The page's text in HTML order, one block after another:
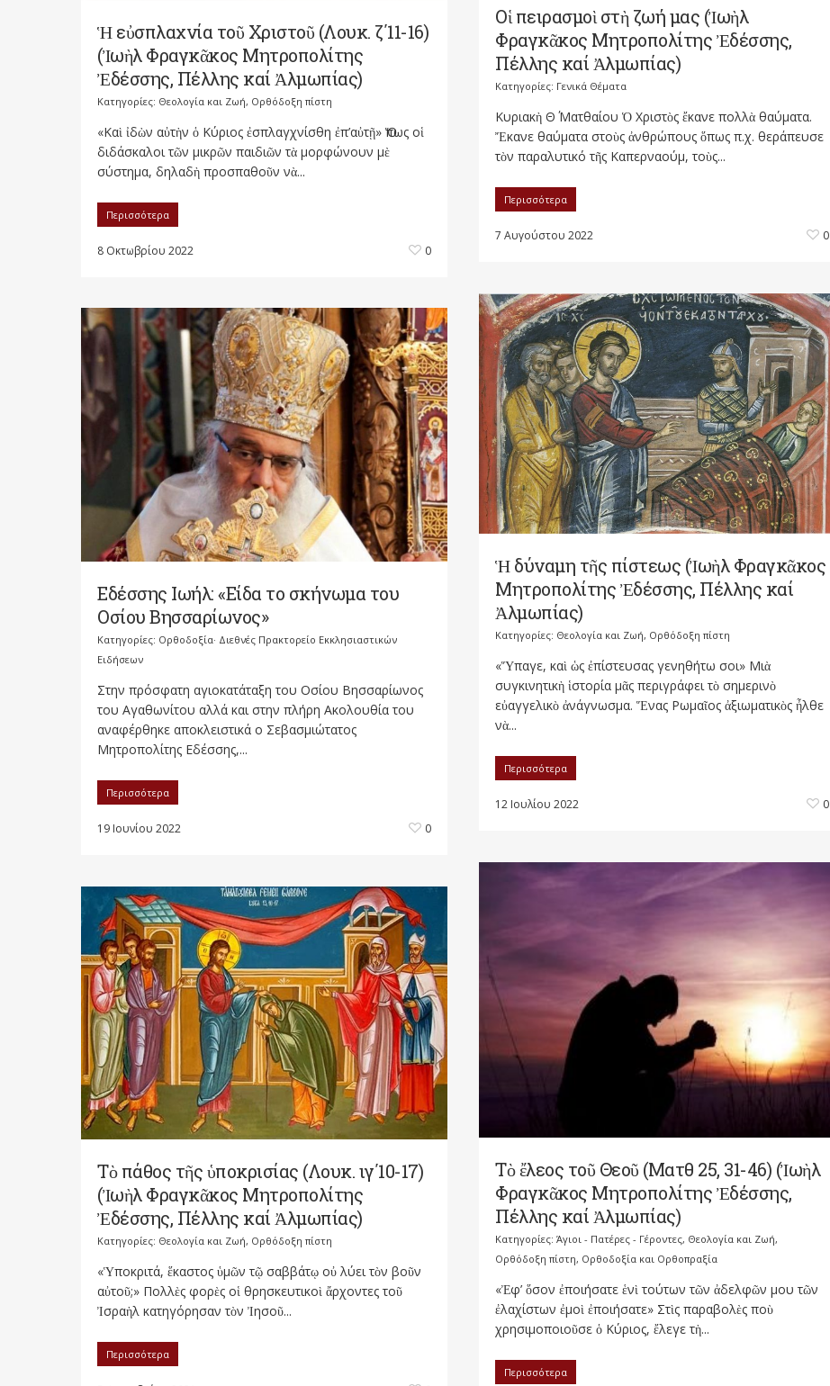
Ἡ εὐσπλαχνία τοῦ Χριστοῦ (Λουκ. ζ΄11-16)
(Ἰωὴλ Φραγκᾶκος Μητροπολίτης
Ἐδέσσης, Πέλλης καί Ἀλμωπίας)
Κατηγορίες: Θεολογία και Ζωή, Ορθόδοξη πίστη
«Καὶ ἰδὼν αὐτὴν ὁ Κύριος ἐσπλαγχνίσθη ἐπ’αὐτῇ» Ὅπως οἱ
διδάσκαλοι τῶν μικρῶν παιδιῶν τὰ μορφώνουν μὲ
σύστημα, δηλαδὴ προσπαθοῦν νὰ...
Περισσότερα
8 Οκτωβρίου 2022 0
Οἱ πειρασμοὶ στὴ ζωή μας (Ἰωὴλ
Φραγκᾶκος Μητροπολίτης Ἐδέσσης,
Πέλλης καί Ἀλμωπίας)
Κατηγορίες: Γενικά Θέματα
Κυριακὴ Θ΄ Ματθαίου Ὁ Χριστὸς ἔκανε πολλὰ θαύματα.
Ἔκανε θαύματα στοὺς ἀνθρώπους ὅπως π.χ. θεράπευσε
τὸν παραλυτικό τῆς Καπερναούμ, τοὺς...
Περισσότερα
7 Αυγούστου 2022 0
Ἡ δύναμη τῆς πίστεως (Ἰωὴλ Φραγκᾶκος
Μητροπολίτης Ἐδέσσης, Πέλλης καί
Ἀλμωπίας)
Κατηγορίες: Θεολογία και Ζωή, Ορθόδοξη πίστη
«Ὕπαγε, καὶ ὡς ἐπίστευσας γενηθήτω σοι» Μιὰ
συγκινητικὴ ἱστορία μᾶς περιγράφει τὸ σημερινὸ
εὐαγγελικὸ ἀνάγνωσμα. Ἕνας Ρωμαῖος ἀξιωματικὸς ἦλθε
νὰ...
Περισσότερα
12 Ιουλίου 2022 0
Εδέσσης Ιωήλ: «Είδα το σκήνωμα του
Οσίου Βησσαρίωνος»
Κατηγορίες: Ορθοδοξία· Διεθνές Πρακτορείο Εκκλησιαστικών
Ειδήσεων
Στην πρόσφατη αγιοκατάταξη του Οσίου Βησσαρίωνος
του Αγαθωνίτου αλλά και στην πλήρη Ακολουθία του
αναφέρθηκε αποκλειστικά ο Σεβασμιώτατος
Μητροπολίτης Εδέσσης,...
Περισσότερα
19 Ιουνίου 2022 0
Τὸ ἔλεος τοῦ Θεοῦ (Ματθ 25, 31-46) (Ἰωὴλ
Φραγκᾶκος Μητροπολίτης Ἐδέσσης,
Πέλλης καί Ἀλμωπίας)
Κατηγορίες: Άγιοι - Πατέρες - Γέροντες, Θεολογία και Ζωή,
Ορθόδοξη πίστη, Ορθοδοξία και Ορθοπραξία
«Ἐφ’ ὅσον ἐποιήσατε ἑνὶ τούτων τῶν ἀδελφῶν μου τῶν
ἐλαχίστων ἐμοὶ ἐποιήσατε» Στὶς παραβολὲς ποὺ
χρησιμοποιοῦσε ὁ Κύριος, ἔλεγε τὴ...
Περισσότερα
Τὸ πάθος τῆς ὑποκρισίας (Λουκ. ιγ΄10-17)
(Ἰωὴλ Φραγκᾶκος Μητροπολίτης
Ἐδέσσης, Πέλλης καί Ἀλμωπίας)
Κατηγορίες: Θεολογία και Ζωή, Ορθόδοξη πίστη
«Ὑποκριτά, ἕκαστος ὑμῶν τῷ σαββάτῳ οὐ λύει τὸν βοῦν
αὐτοῦ;» Πολλὲς φορὲς οἱ θρησκευτικοὶ ἄρχοντες τοῦ
Ἰσραὴλ κατηγόρησαν τὸν Ἰησοῦ...
Περισσότερα